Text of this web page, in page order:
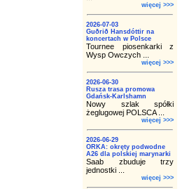
więcej >>>
2026-07-03
Guðrið Hansdóttir na
koncertach w Polsce
Tournee piosenkarki z
Wysp Owczych ...
więcej >>>
2026-06-30
Rusza trasa promowa
Gdańsk-Karlshamn
Nowy szlak spółki
żeglugowej POLSCA ...
więcej >>>
2026-06-29
ORKA: okręty podwodne
A26 dla polskiej marynarki
Saab zbuduje trzy
jednostki ...
więcej >>>